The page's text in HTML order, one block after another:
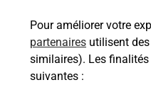
Pour améliorer votre
partenaires utilisent
similaires). Les
suivantes :
Quel âge
passer le permis